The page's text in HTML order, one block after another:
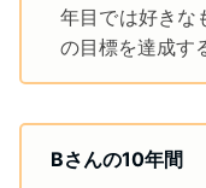
年目では好きな
の目標を達成す
Bさんの10年間